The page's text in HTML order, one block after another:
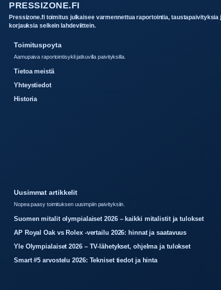
PRESSIZONE.FI
Pressizone.fi toimitus julkaisee varmennettua raportointia, taustapaivityksia
korjauksia selkein lahdeviittein.
Toimituspoyta
Aamupaiva raportointisykli jatkuvilla paivityksilla.
Tietoa meistä
Yhteystiedot
Historia
Uusimmat artikkelit
Nopea paasy toimituksen uusimpiin paivityksiin.
Suomen mitalit olympialaiset 2026 – kaikki mitalistit ja tulokset
AP Royal Oak vs Rolex -vertailu 2026: hinnat ja saatavuus
Yle Olympialaiset 2026 – TV-lähetykset, ohjelma ja tulokset
Smart #5 arvostelu 2026: Tekniset tiedot ja hinta